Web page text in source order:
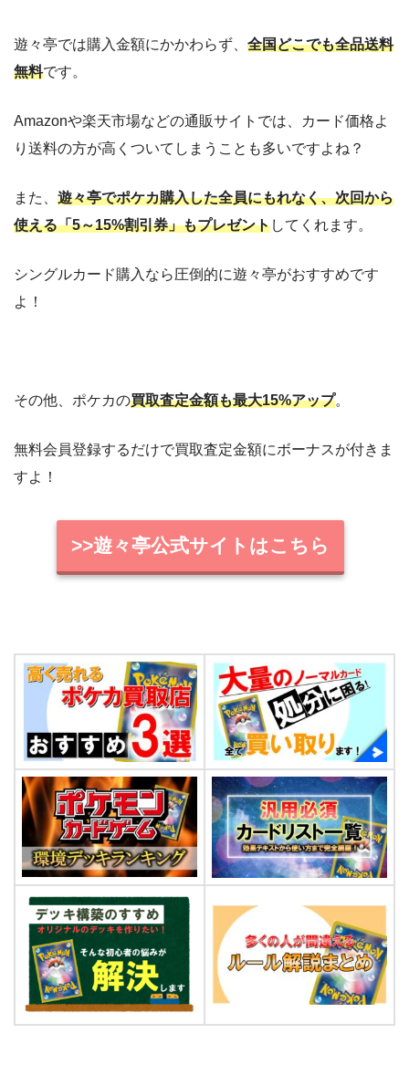
遊々亭では購入金額にかかわらず、 全国どこでも全品送料
無料です。
Amazonや楽天市場などの通販サイトでは、カード価格よ
り送料の方が高くついてしまうことも多いですよね？
また、 遊々亭でポケカ購入した全員にもれなく、次回から
使える「5～15%割引券」もプレゼントしてくれます。
シングルカード購入なら圧倒的に遊々亭がおすすめです
よ！
その他、ポケカの買取査定金額も最大15%アップ。
無料会員登録するだけで買取査定金額にボーナスが付きま
すよ！
>>遊々亭公式サイトはこちら